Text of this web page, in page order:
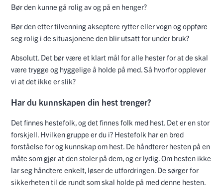
Bør den kunne gå rolig av og på en henger?
Bør den etter tilvenning akseptere rytter eller vogn og oppføre
seg rolig i de situasjonene den blir utsatt for under bruk?
Absolutt. Det bør være et klart mål for alle hester for at de skal
være trygge og hyggelige å holde på med. Så hvorfor opplever
vi at det ikke er slik?
Har du kunnskapen din hest trenger?
Det finnes hestefolk, og det finnes folk med hest. Det er en stor
forskjell. Hvilken gruppe er du i? Hestefolk har en bred
forståelse for og kunnskap om hest. De håndterer hesten på en
måte som gjør at den stoler på dem, og er lydig. Om hesten ikke
lar seg håndtere enkelt, løser de utfordringen. De sørger for
sikkerheten til de rundt som skal holde på med denne hesten.